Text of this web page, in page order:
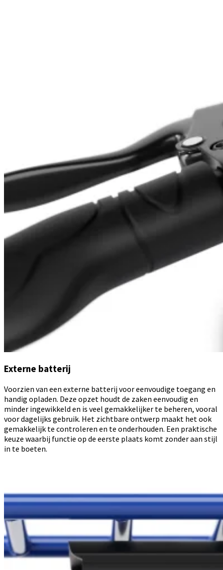
Externe batterij
Voorzien van een externe batterij voor eenvoudige toegang en
handig opladen. Deze opzet houdt de zaken eenvoudig en
minder ingewikkeld en is veel gemakkelijker te beheren, vooral
voor dagelijks gebruik. Het zichtbare ontwerp maakt het ook
gemakkelijk te controleren en te onderhouden. Een praktische
keuze waarbij functie op de eerste plaats komt zonder aan stijl
in te boeten.